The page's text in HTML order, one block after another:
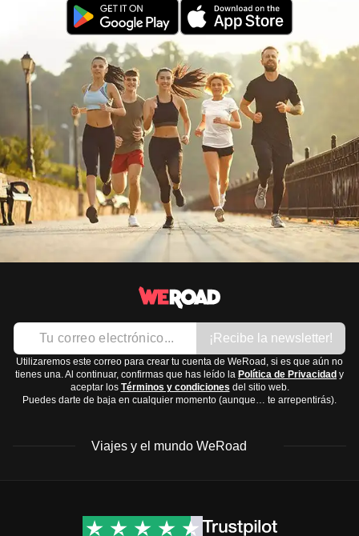
¡Recibe la newsletter!
Utilizaremos este correo para crear tu cuenta de WeRoad, si es que aún no
tienes una. Al continuar, confirmas que has leído la Política de Privacidad y
aceptar los Términos y condiciones del sitio web.
Puedes darte de baja en cualquier momento (aunque… te arrepentirás).
Viajes y el mundo WeRoad
América del Norte
Contacto